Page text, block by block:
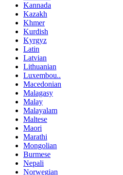
Kannada
Kazakh
Khmer
Kurdish
Kyrgyz
Latin
Latvian
Lithuanian
Luxembou..
Macedonian
Malagasy
Malay
Malayalam
Maltese
Maori
Marathi
Mongolian
Burmese
Nepali
Norwegian